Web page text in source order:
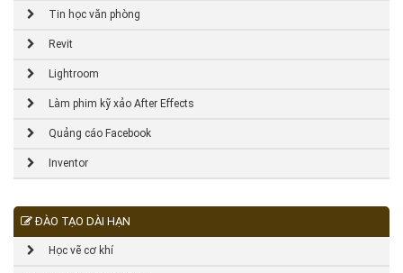
Tin học văn phòng
Revit
Lightroom
Làm phim kỹ xảo After Effects
Quảng cáo Facebook
Inventor
ĐÀO TẠO DÀI HẠN
Học vẽ cơ khí